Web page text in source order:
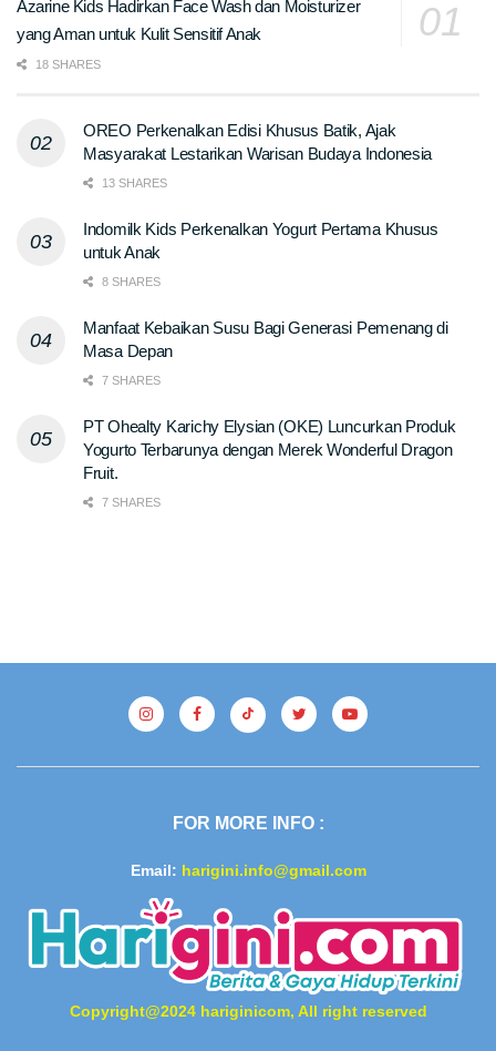
Azarine Kids Hadirkan Face Wash dan Moisturizer
yang Aman untuk Kulit Sensitif Anak
18 SHARES
OREO Perkenalkan Edisi Khusus Batik, Ajak
Masyarakat Lestarikan Warisan Budaya Indonesia
13 SHARES
Indomilk Kids Perkenalkan Yogurt Pertama Khusus
untuk Anak
8 SHARES
Manfaat Kebaikan Susu Bagi Generasi Pemenang di
Masa Depan
7 SHARES
PT Ohealty Karichy Elysian (OKE) Luncurkan Produk
Yogurto Terbarunya dengan Merek Wonderful Dragon
Fruit.
7 SHARES
FOR MORE INFO :
Email: harigini.info@gmail.com
Copyright@2024 hariginicom, All right reserved